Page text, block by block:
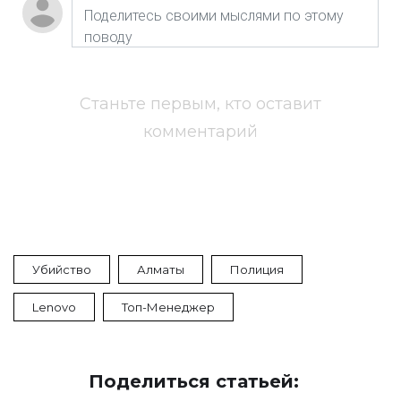
Станьте первым, кто оставит
комментарий
Убийство Алматы Полиция
Lenovo Топ-Менеджер
Поделиться статьей: